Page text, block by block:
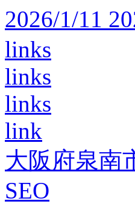
2026/1/11
links
links
links
link
大阪府泉南
SEO